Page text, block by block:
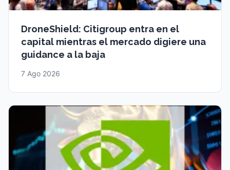
DroneShield: Citigroup entra en el
capital mientras el mercado digiere una
guidance a la baja
7 Ago 2026